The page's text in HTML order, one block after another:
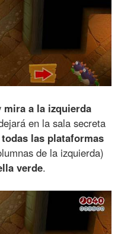
mira a la izquierda
en la sala secreta
las plataformas
de la izquierda)
verde.